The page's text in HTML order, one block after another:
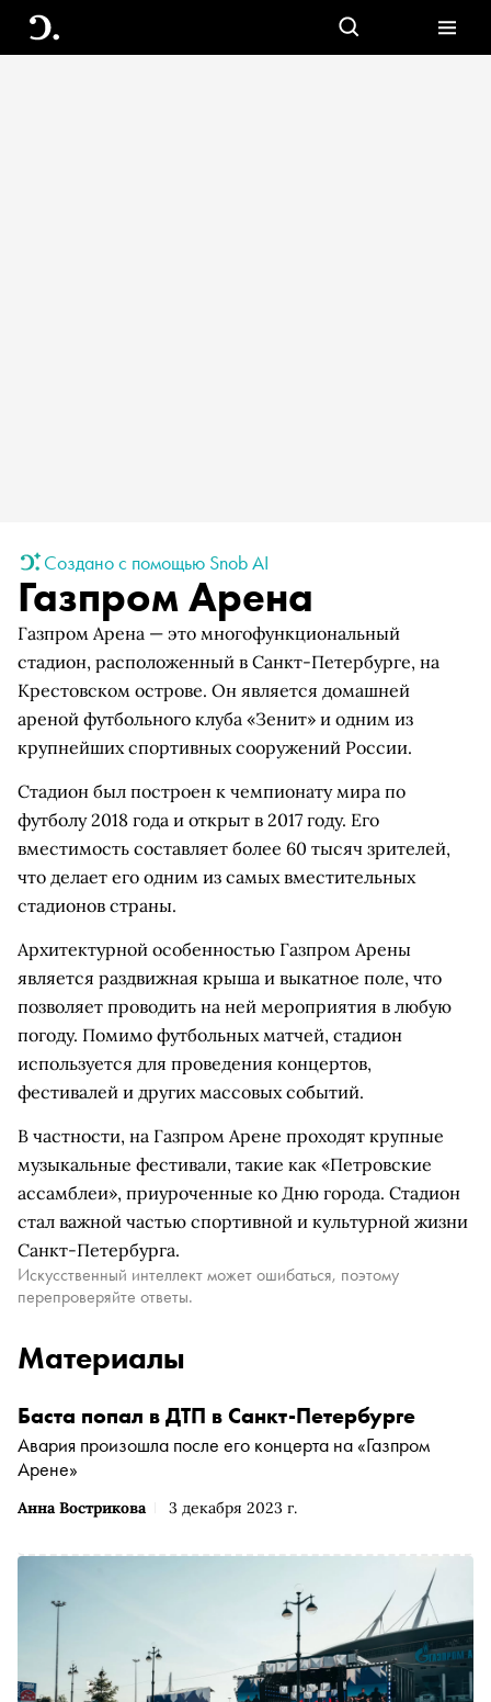
Создано с помощью Snob AI
Газпром Арена
Газпром Арена — это многофункциональный
стадион, расположенный в Санкт-Петербурге, на
Крестовском острове. Он является домашней
ареной футбольного клуба «Зенит» и одним из
крупнейших спортивных сооружений России.
Стадион был построен к чемпионату мира по
футболу 2018 года и открыт в 2017 году. Его
вместимость составляет более 60 тысяч зрителей,
что делает его одним из самых вместительных
стадионов страны.
Архитектурной особенностью Газпром Арены
является раздвижная крыша и выкатное поле, что
позволяет проводить на ней мероприятия в любую
погоду. Помимо футбольных матчей, стадион
используется для проведения концертов,
фестивалей и других массовых событий.
В частности, на Газпром Арене проходят крупные
музыкальные фестивали, такие как «Петровские
ассамблеи», приуроченные ко Дню города. Стадион
стал важной частью спортивной и культурной жизни
Санкт-Петербурга.
Искусственный интеллект может ошибаться, поэтому
перепроверяйте ответы.
Материалы
Анна Вострикова 3 декабря 2023 г.
Баста попал в ДТП в Санкт-Петербурге
Авария произошла после его концерта на «Газпром
Арене»